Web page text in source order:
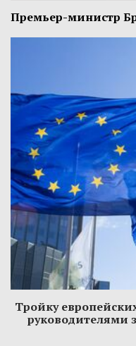
Премьер-министр
Тройку
руководителями